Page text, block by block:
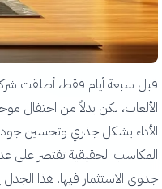
الألعاب، لكن بدلاً من احتفال
الأداء بشكل جذري وتحسين جودة
المكاسب الحقيقية تقتصر على
جدوى الاستثمار فيها. هذا